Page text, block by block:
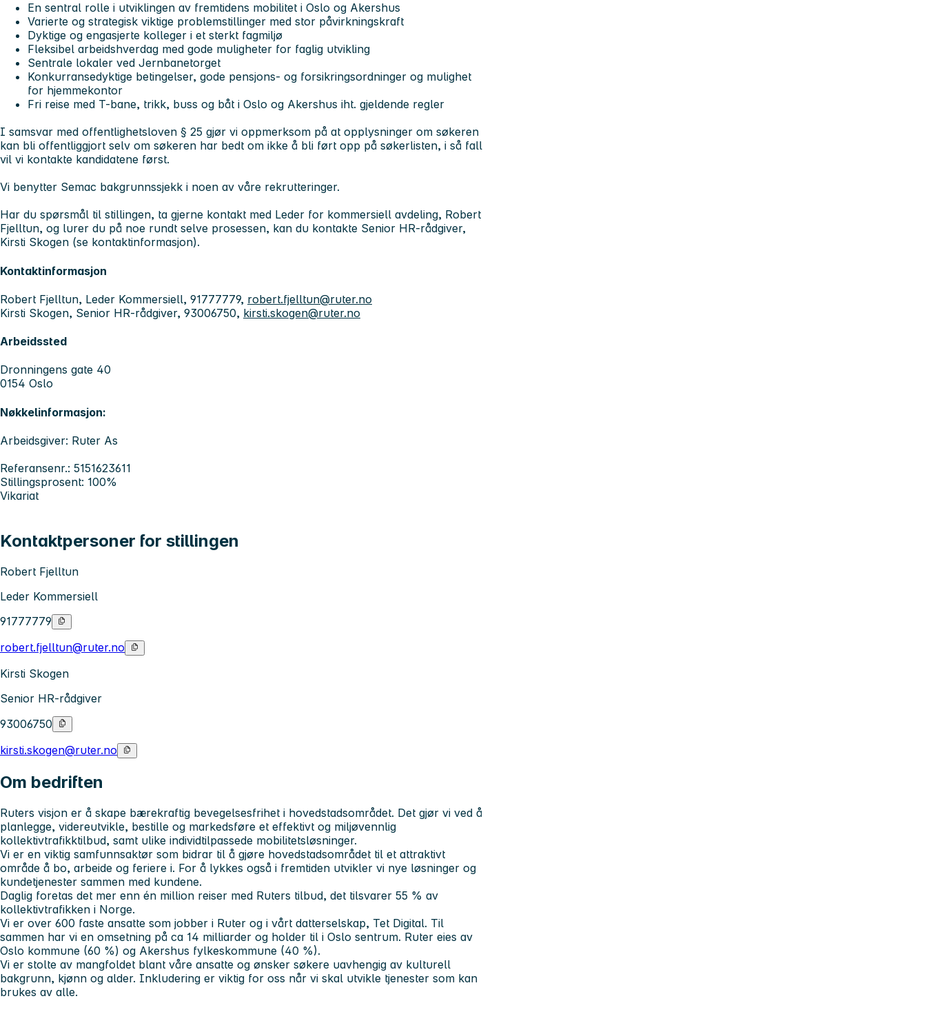
En sentral rolle i utviklingen av fremtidens mobilitet i Oslo og Akershus
Varierte og strategisk viktige problemstillinger med stor påvirkningskraft
Dyktige og engasjerte kolleger i et sterkt fagmiljø
Fleksibel arbeidshverdag med gode muligheter for faglig utvikling
Sentrale lokaler ved Jernbanetorget
Konkurransedyktige betingelser, gode pensjons- og forsikringsordninger og mulighet
for hjemmekontor
Fri reise med T-bane, trikk, buss og båt i Oslo og Akershus iht. gjeldende regler
I samsvar med offentlighetsloven § 25 gjør vi oppmerksom på at opplysninger om søkeren
kan bli offentliggjort selv om søkeren har bedt om ikke å bli ført opp på søkerlisten, i så fall
vil vi kontakte kandidatene først.
Vi benytter Semac bakgrunnssjekk i noen av våre rekrutteringer.
Har du spørsmål til stillingen, ta gjerne kontakt med Leder for kommersiell avdeling, Robert
Fjelltun, og lurer du på noe rundt selve prosessen, kan du kontakte Senior HR-rådgiver,
Kirsti Skogen (se kontaktinformasjon).
Kontaktinformasjon
Robert Fjelltun, Leder Kommersiell, 91777779, robert.fjelltun@ruter.no
Kirsti Skogen, Senior HR-rådgiver, 93006750, kirsti.skogen@ruter.no
Arbeidssted
Dronningens gate 40
0154 Oslo
Nøkkelinformasjon:
Arbeidsgiver: Ruter As
Referansenr.: 5151623611
Stillingsprosent: 100%
Vikariat
Kontaktpersoner for stillingen
Robert Fjelltun
Leder Kommersiell
91777779
robert.fjelltun@ruter.no
Kirsti Skogen
Senior HR-rådgiver
93006750
kirsti.skogen@ruter.no
Om bedriften
Ruters visjon er å skape bærekraftig bevegelsesfrihet i hovedstadsområdet. Det gjør vi ved å
planlegge, videreutvikle, bestille og markedsføre et effektivt og miljøvennlig
kollektivtrafikktilbud, samt ulike individtilpassede mobilitetsløsninger.
Vi er en viktig samfunnsaktør som bidrar til å gjøre hovedstadsområdet til et attraktivt
område å bo, arbeide og feriere i. For å lykkes også i fremtiden utvikler vi nye løsninger og
kundetjenester sammen med kundene.
Daglig foretas det mer enn én million reiser med Ruters tilbud, det tilsvarer 55 % av
kollektivtrafikken i Norge.
Vi er over 600 faste ansatte som jobber i Ruter og i vårt datterselskap, Tet Digital. Til
sammen har vi en omsetning på ca 14 milliarder og holder til i Oslo sentrum. Ruter eies av
Oslo kommune (60 %) og Akershus fylkeskommune (40 %).
Vi er stolte av mangfoldet blant våre ansatte og ønsker søkere uavhengig av kulturell
bakgrunn, kjønn og alder. Inkludering er viktig for oss når vi skal utvikle tjenester som kan
brukes av alle.